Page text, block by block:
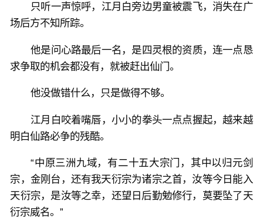
只听一声惊呼，江月白旁边男童被震飞，消失在广
场后方不知所踪。
他是问心路最后一名，是四灵根的资质，连一点恳
求争取的机会都没有，就被赶出仙门。
他没做错什么，只是做得不够。
江月白咬着嘴唇，小小的拳头一点点握起，越来越
明白仙路必争的残酷。
“中原三洲九域，有二十五大宗门，其中以归元剑
宗，金刚台，还有我天衍宗为诸宗之首，汝等今日能入
天衍宗，是汝等之幸，还望日后勤勉修行，莫要坠了天
衍宗威名。”